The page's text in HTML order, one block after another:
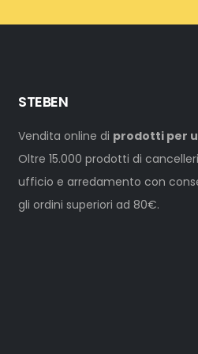
STEBEN
Vendita online di prodotti per
Oltre 15.000 prodotti di
ufficio e arredamento con
gli ordini superiori ad 80€.